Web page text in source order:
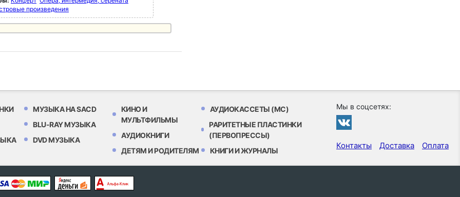
произведения
МУЗЫКА НА SACD
BLU-RAY МУЗЫКА
DVD МУЗЫКА
КИНО И
МУЛЬТФИЛЬМЫ
АУДИОКНИГИ
ДЕТЯМ И РОДИТЕЛЯМ
АУДИОКАССЕТЫ (MC)
РАРИТЕТНЫЕ ПЛАСТИНКИ
(ПЕРВОПРЕССЫ)
КНИГИ И ЖУРНАЛЫ
Мы в соцсетях:
Контакты Доставка Оплата